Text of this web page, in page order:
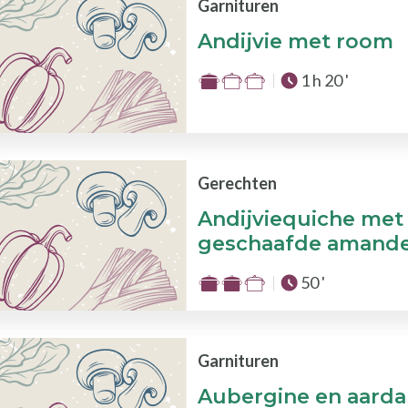
Andijvie met room
Garnituren
Moeilijkheid
de
Totale tijd :
1 h 20 '
Andijviequiche met
geschaafde
Gerechten
Moeilijkheid
van
Totale tijd :
50 '
Aubergine en
Garnituren